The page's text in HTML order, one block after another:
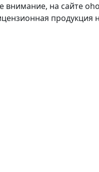
на сайте
продукция